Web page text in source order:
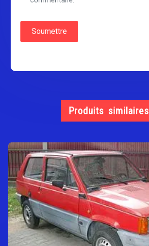
Produits similaires